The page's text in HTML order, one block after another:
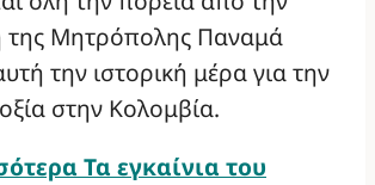
της Μητρόπολης Παναμά
την ιστορική μέρα για την
στην Κολομβία.
Τα εγκαίνια του